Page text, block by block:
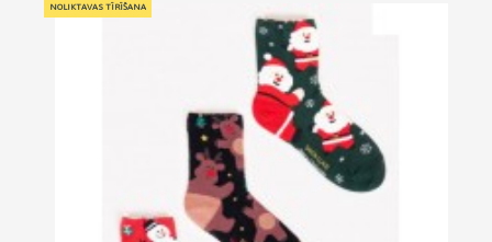
NOLIKTAVAS TĪRĪŠANA